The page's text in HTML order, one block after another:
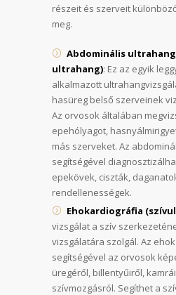
részeit és szerveit
meg.
Abdominális
ultrahang): Ez az egyik
alkalmazott
hasüreg belső szerveinek
Az orvosok általában
epehólyagot,
más szerveket. Az
segítségével
epekövek, ciszták,
rendellenességek.
Ehokardiográfia
vizsgálat a szív
vizsgálatára szolgál. Az
segítségével az orvosok
üregéről, billentyűiről,
szívmozgásról. Segíthet a